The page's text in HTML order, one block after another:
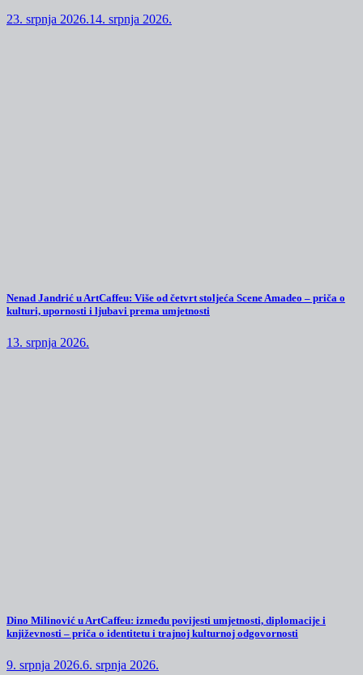
23. srpnja 2026.14. srpnja 2026.
Nenad Jandrić u ArtCaffeu: Više od četvrt stoljeća Scene Amadeo – priča o
kulturi, upornosti i ljubavi prema umjetnosti
13. srpnja 2026.
Dino Milinović u ArtCaffeu: između povijesti umjetnosti, diplomacije i
književnosti – priča o identitetu i trajnoj kulturnoj odgovornosti
9. srpnja 2026.6. srpnja 2026.